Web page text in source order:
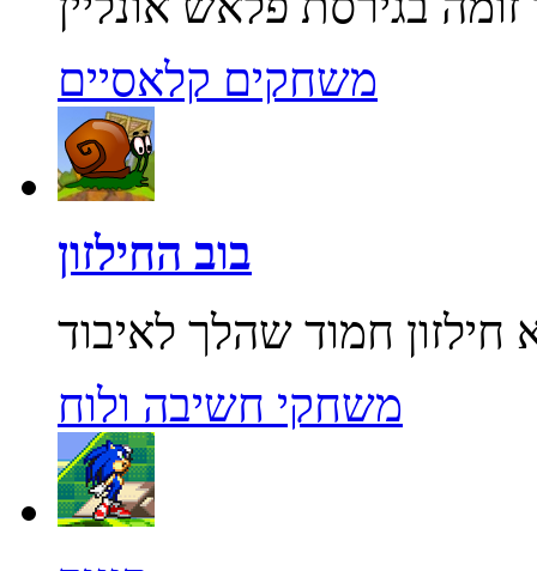
משחקים קלאסיים
בוב החילזון
משחקי חשיבה ולוח